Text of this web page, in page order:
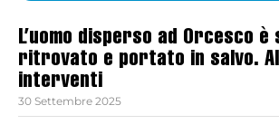
L’uomo disperso ad Orcesco
ritrovato e portato in salvo.
interventi
30 Settembre 2025